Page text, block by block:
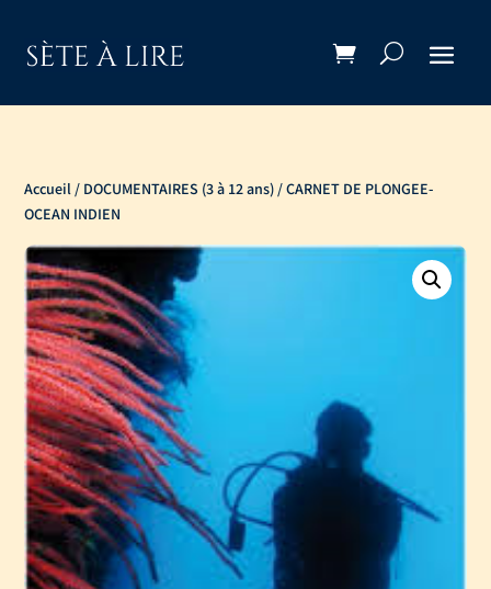
Accueil / DOCUMENTAIRES (3 à 12 ans) / CARNET DE PLONGEE-
OCEAN INDIEN